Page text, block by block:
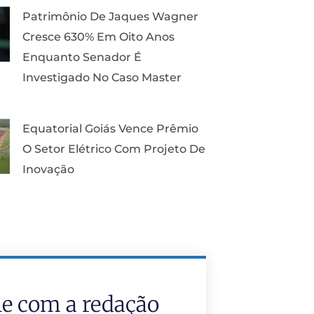
Patrimônio De Jaques Wagner
Cresce 630% Em Oito Anos
Enquanto Senador É
Investigado No Caso Master
Equatorial Goiás Vence Prêmio
O Setor Elétrico Com Projeto De
Inovação
com a redação